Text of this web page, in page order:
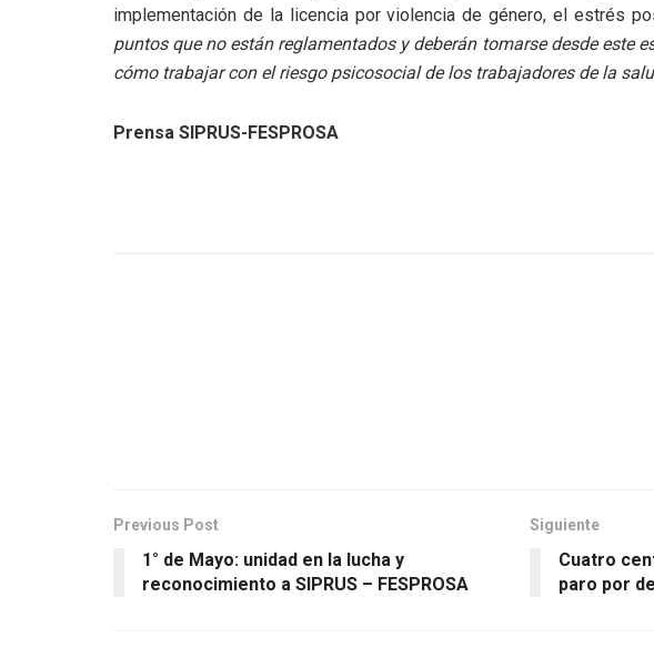
implementación de la licencia por violencia de género, el estrés
puntos que no están reglamentados y deberán tomarse desde este
cómo trabajar con el riesgo psicosocial de los trabajadores de la
Prensa SIPRUS-FESPROSA
Previous Post
1° de Mayo: unidad en la lucha y
reconocimiento a SIPRUS – FESPROSA
Siguiente
Cuatro
paro por